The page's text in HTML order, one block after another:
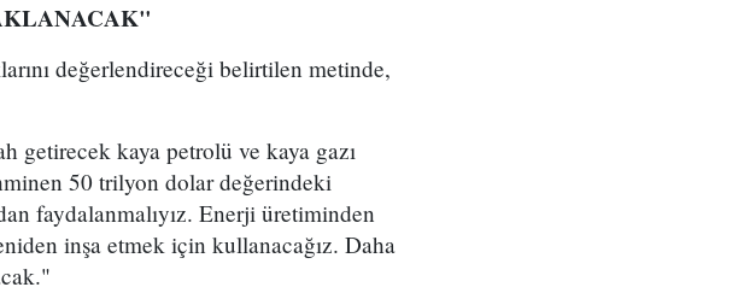
değerlendireceği belirtilen metinde,
getirecek kaya petrolü ve kaya gazı
50 trilyon dolar değerindeki
faydalanmalıyız. Enerji üretiminden
inşa etmek için kullanacağız. Daha